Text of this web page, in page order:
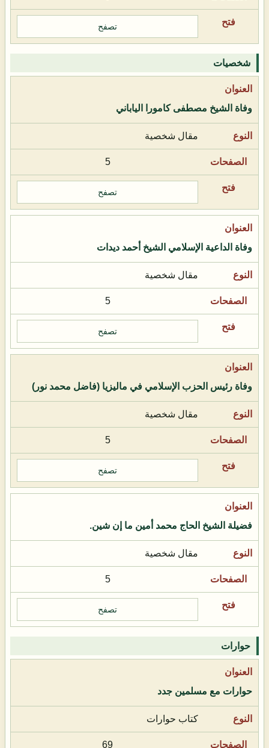
تصفح
شخصيات
وفاة الشيخ مصطفى كامورا الياباني
مقال شخصية
5
تصفح
وفاة الداعية الإسلامي الشيخ أحمد ديدات
مقال شخصية
5
تصفح
وفاة رئيس الحزب الإسلامي في ماليزيا (فاضل محمد نور)
مقال شخصية
5
تصفح
فضيلة الشيخ الحاج محمد أمين ما إن شين.
مقال شخصية
5
تصفح
حوارات
حوارات مع مسلمين جدد
كتاب حوارات
69